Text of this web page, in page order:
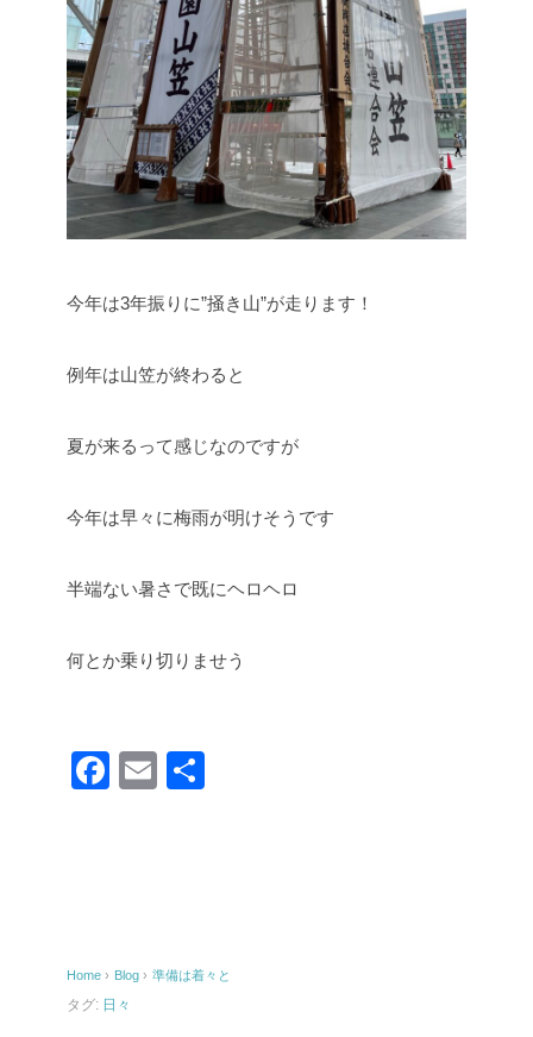
今年は3年振りに”掻き山”が走ります！
例年は山笠が終わると
夏が来るって感じなのですが
今年は早々に梅雨が明けそうです
半端ない暑さで既にヘロヘロ
何とか乗り切りませう
F
o
o
E
Home › Blog › 準備は着々と
タグ: 日々